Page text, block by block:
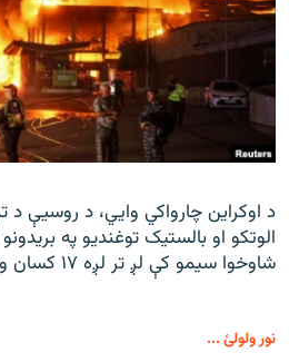
د اوکراین چارواکي وایي، د روسیې
الوتکو او بالستیک توغندیو په
شاوخوا سیمو کې لږ تر لږه ۱۷ کسان وژل شوي دي.
نور ولولئ ...